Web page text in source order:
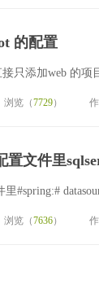
的配置
只添加web 的项
浏览（7729）
置文件里
#spring:#
浏览（7636）